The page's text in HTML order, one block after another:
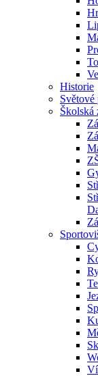
Historie
Světové
Školská